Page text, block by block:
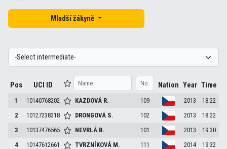
Mladší žákyně
Pos UCI ID Nation Year Time
1 10140768202 KAZDOVÁ R. 109 2013
18:22
2
10127238318 DRONGOVÁ S. 102 2013
18:22
3
10137476565 NEVRLÁ B. 101 2013
19:30
4
10147612661 TVRZNÍKOVÁ M. 111 2014
19:32